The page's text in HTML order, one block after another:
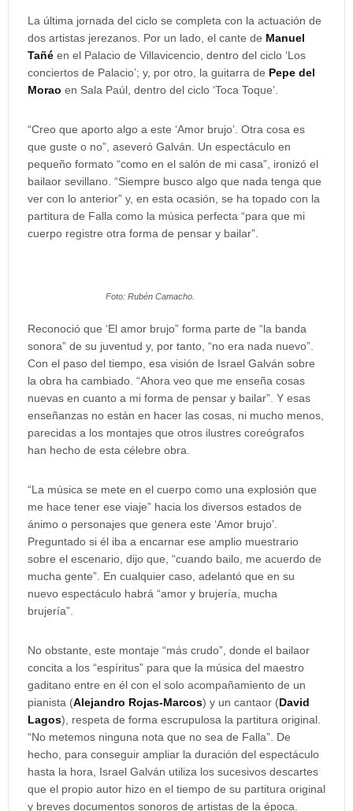
La última jornada del ciclo se completa con la actuación de
dos artistas jerezanos. Por un lado, el cante de Manuel
Tañé en el Palacio de Villavicencio, dentro del ciclo ‘Los
conciertos de Palacio’; y, por otro, la guitarra de Pepe del
Morao en Sala Paúl, dentro del ciclo ‘Toca Toque’.
“Creo que aporto algo a este ‘Amor brujo’. Otra cosa es
que guste o no”, aseveró Galván. Un espectáculo en
pequeño formato “como en el salón de mi casa”, ironizó el
bailaor sevillano. “Siempre busco algo que nada tenga que
ver con lo anterior” y, en esta ocasión, se ha topado con la
partitura de Falla como la música perfecta “para que mi
cuerpo registre otra forma de pensar y bailar”.
Foto: Rubén Camacho.
Reconoció que ‘El amor brujo” forma parte de “la banda
sonora” de su juventud y, por tanto, “no era nada nuevo”.
Con el paso del tiempo, esa visión de Israel Galván sobre
la obra ha cambiado. “Ahora veo que me enseña cosas
nuevas en cuanto a mi forma de pensar y bailar”. Y esas
enseñanzas no están en hacer las cosas, ni mucho menos,
parecidas a los montajes que otros ilustres coreógrafos
han hecho de esta célebre obra.
“La música se mete en el cuerpo como una explosión que
me hace tener ese viaje” hacia los diversos estados de
ánimo o personajes que genera este ‘Amor brujo’.
Preguntado si él iba a encarnar ese amplio muestrario
sobre el escenario, dijo que, “cuando bailo, me acuerdo de
mucha gente”. En cualquier caso, adelantó que en su
nuevo espectáculo habrá “amor y brujería, mucha
brujería”.
No obstante, este montaje “más crudo”, donde el bailaor
concita a los “espíritus” para que la música del maestro
gaditano entre en él con el solo acompañamiento de un
pianista (Alejandro Rojas-Marcos) y un cantaor (David
Lagos), respeta de forma escrupulosa la partitura original.
“No metemos ninguna nota que no sea de Falla”. De
hecho, para conseguir ampliar la duración del espectáculo
hasta la hora, Israel Galván utiliza los sucesivos descartes
que el propio autor hizo en el tiempo de su partitura original
y breves documentos sonoros de artistas de la época.